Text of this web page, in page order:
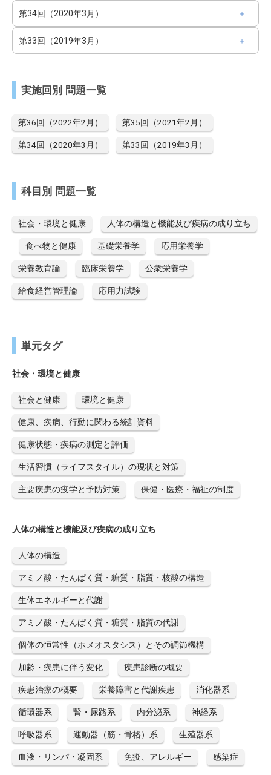
第34回（2020年3月）
第33回（2019年3月）
実施回別 問題一覧
第36回（2022年2月） 第35回（2021年2月）
第34回（2020年3月） 第33回（2019年3月）
科目別 問題一覧
社会・環境と健康 人体の構造と機能及び疾病の成り立ち
食べ物と健康 基礎栄養学 応用栄養学
栄養教育論 臨床栄養学 公衆栄養学
給食経営管理論 応用力試験
単元タグ
社会・環境と健康
社会と健康 環境と健康
健康、疾病、行動に関わる統計資料
健康状態・疾病の測定と評価
生活習慣（ライフスタイル）の現状と対策
主要疾患の疫学と予防対策 保健・医療・福祉の制度
人体の構造と機能及び疾病の成り立ち
人体の構造
アミノ酸・たんぱく質・糖質・脂質・核酸の構造
生体エネルギーと代謝
アミノ酸・たんぱく質・糖質・脂質の代謝
個体の恒常性（ホメオスタシス）とその調節機構
加齢・疾患に伴う変化 疾患診断の概要
疾患治療の概要 栄養障害と代謝疾患 消化器系
循環器系 腎・尿路系 内分泌系 神経系
呼吸器系 運動器（筋・骨格）系 生殖器系
血液・リンパ・凝固系 免疫、アレルギー 感染症